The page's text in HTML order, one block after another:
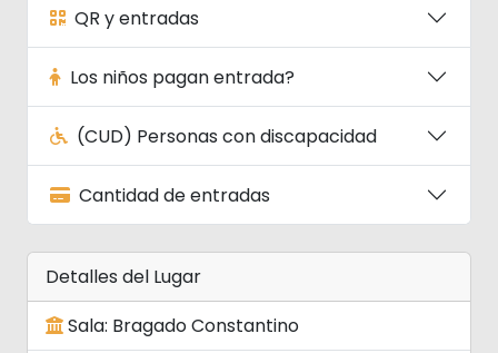
QR y entradas
Los niños pagan entrada?
(CUD) Personas con discapacidad
Cantidad de entradas
Detalles del Lugar
Sala: Bragado Constantino